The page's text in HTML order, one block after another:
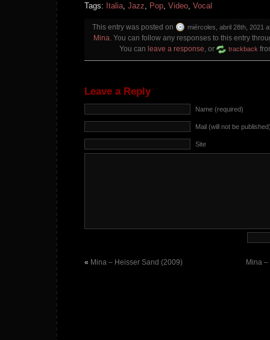
Tags: Italia, Jazz, Pop, Video, Vocal
This entry was posted on miércoles, abril 28th, 2021
Mina. You can follow any responses to this entry
You can leave a response, or trackback
Leave a Reply
Name (required)
Mail (will not be
Site
« Mina – Heisser Sand (2009) Mina